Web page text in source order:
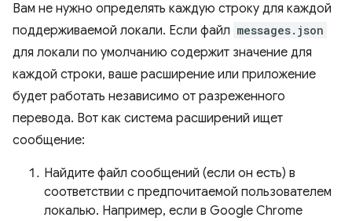
Вам не нужно определять каждую строку для каждой
поддерживаемой локали. Если файл messages.json
для локали по умолчанию содержит значение для
каждой строки, ваше расширение или приложение
будет работать независимо от разреженного
перевода. Вот как система расширений ищет
сообщение:
Найдите файл сообщений (если он есть) в
соответствии с предпочитаемой пользователем
локалью. Например, если в Google Chrome